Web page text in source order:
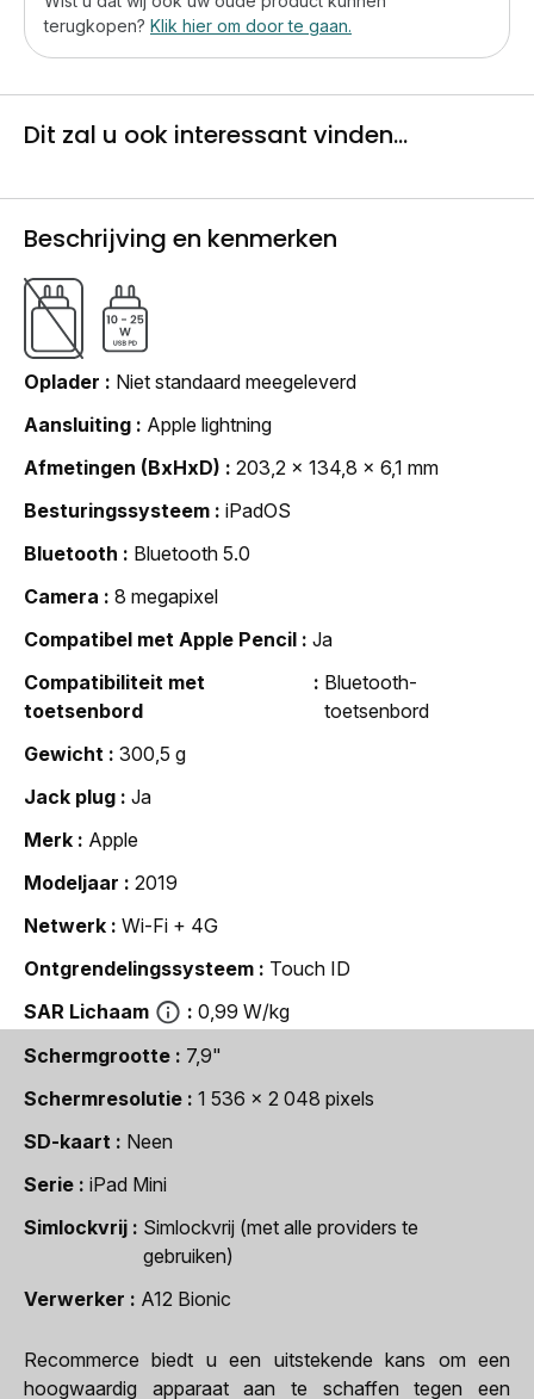
terugkopen? Klik hier om door te gaan.
Dit zal u ook interessant vinden...
Beschrijving en kenmerken
Oplader
Niet standaard meegeleverd
Aansluiting
Apple lightning
Afmetingen (BxHxD)
203,2 x 134,8 x 6,1 mm
Besturingssysteem
iPadOS
Bluetooth
Bluetooth 5.0
Camera
8 megapixel
Compatibel met Apple Pencil
Ja
Compatibiliteit met
toetsenbord
Bluetooth-
toetsenbord
Gewicht
300,5 g
Jack plug
Ja
Merk
Apple
Modeljaar
2019
Netwerk
Wi-Fi + 4G
Ontgrendelingssysteem
Touch ID
SAR Lichaam
0,99 W/kg
Schermgrootte
7,9"
Schermresolutie
1 536 x 2 048 pixels
SD-kaart
Neen
Serie
iPad Mini
Simlockvrij
Simlockvrij (met alle providers te
gebruiken)
Verwerker
A12 Bionic
Recommerce biedt u een uitstekende kans om een
hoogwaardig apparaat aan te schaffen tegen een